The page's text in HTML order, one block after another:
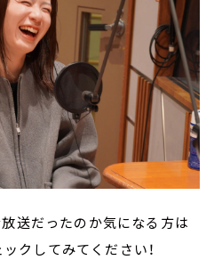
送だったのか気になる方は
クしてみてください！